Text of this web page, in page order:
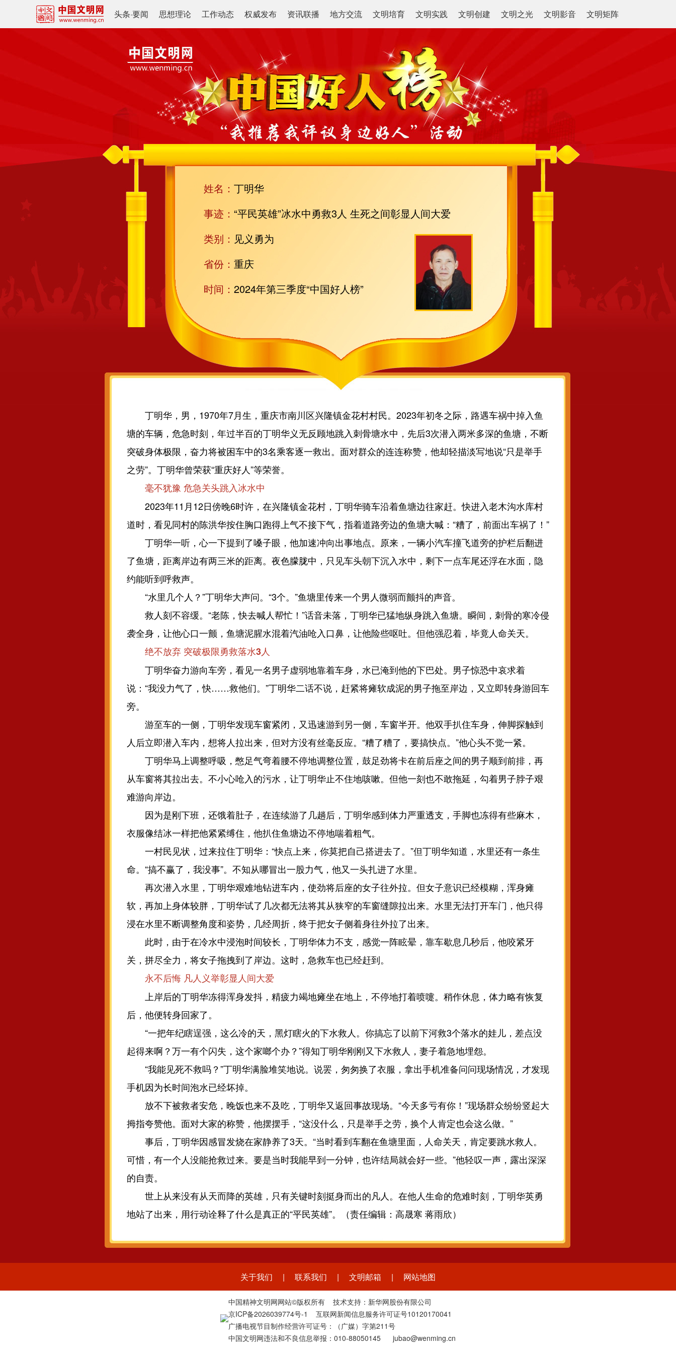
头条·要闻 思想理论 工作动态 权威发布 资讯联播 地方交流 文明培育 文明实践 文明创建 文明之光 文明影音 文明矩阵
姓名： 丁明华
事迹： “平民英雄”冰水中勇救3人 生死之间彰显人间大爱
类别： 见义勇为
省份： 重庆
时间： 2024年第三季度“中国好人榜”
丁明华，男，1970年7月生，重庆市南川区兴隆镇金花村村民。2023年初冬之际，路遇车祸中掉入鱼
塘的车辆，危急时刻，年过半百的丁明华义无反顾地跳入刺骨塘水中，先后3次潜入两米多深的鱼塘，不断
突破身体极限，奋力将被困车中的3名乘客逐一救出。面对群众的连连称赞，他却轻描淡写地说“只是举手
之劳”。丁明华曾荣获“重庆好人”等荣誉。
毫不犹豫 危急关头跳入冰水中
2023年11月12日傍晚6时许，在兴隆镇金花村，丁明华骑车沿着鱼塘边往家赶。快进入老木沟水库村
道时，看见同村的陈洪华按住胸口跑得上气不接下气，指着道路旁边的鱼塘大喊：“糟了，前面出车祸了！”
丁明华一听，心一下提到了嗓子眼，他加速冲向出事地点。原来，一辆小汽车撞飞道旁的护栏后翻进
了鱼塘，距离岸边有两三米的距离。夜色朦胧中，只见车头朝下沉入水中，剩下一点车尾还浮在水面，隐
约能听到呼救声。
“水里几个人？”丁明华大声问。“3个。”鱼塘里传来一个男人微弱而颤抖的声音。
救人刻不容缓。“老陈，快去喊人帮忙！”话音未落，丁明华已猛地纵身跳入鱼塘。瞬间，刺骨的寒冷侵
袭全身，让他心口一颤，鱼塘泥腥水混着汽油呛入口鼻，让他险些呕吐。但他强忍着，毕竟人命关天。
绝不放弃 突破极限勇救落水3人
丁明华奋力游向车旁，看见一名男子虚弱地靠着车身，水已淹到他的下巴处。男子惊恐中哀求着
说：“我没力气了，快……救他们。”丁明华二话不说，赶紧将瘫软成泥的男子拖至岸边，又立即转身游回车
旁。
游至车的一侧，丁明华发现车窗紧闭，又迅速游到另一侧，车窗半开。他双手扒住车身，伸脚探触到
人后立即潜入车内，想将人拉出来，但对方没有丝毫反应。“糟了糟了，要搞快点。”他心头不觉一紧。
丁明华马上调整呼吸，憋足气弯着腰不停地调整位置，鼓足劲将卡在前后座之间的男子顺到前排，再
从车窗将其拉出去。不小心呛入的污水，让丁明华止不住地咳嗽。但他一刻也不敢拖延，勾着男子脖子艰
难游向岸边。
因为是刚下班，还饿着肚子，在连续游了几趟后，丁明华感到体力严重透支，手脚也冻得有些麻木，
衣服像结冰一样把他紧紧缚住，他扒住鱼塘边不停地喘着粗气。
一村民见状，过来拉住丁明华：“快点上来，你莫把自己搭进去了。”但丁明华知道，水里还有一条生
命。“搞不赢了，我没事”。不知从哪冒出一股力气，他又一头扎进了水里。
再次潜入水里，丁明华艰难地钻进车内，使劲将后座的女子往外拉。但女子意识已经模糊，浑身瘫
软，再加上身体较胖，丁明华试了几次都无法将其从狭窄的车窗缝隙拉出来。水里无法打开车门，他只得
浸在水里不断调整角度和姿势，几经周折，终于把女子侧着身往外拉了出来。
此时，由于在冷水中浸泡时间较长，丁明华体力不支，感觉一阵眩晕，靠车歇息几秒后，他咬紧牙
关，拼尽全力，将女子拖拽到了岸边。这时，急救车也已经赶到。
永不后悔 凡人义举彰显人间大爱
上岸后的丁明华冻得浑身发抖，精疲力竭地瘫坐在地上，不停地打着喷嚏。稍作休息，体力略有恢复
后，他便转身回家了。
“一把年纪瞎逞强，这么冷的天，黑灯瞎火的下水救人。你搞忘了以前下河救3个落水的娃儿，差点没
起得来啊？万一有个闪失，这个家啷个办？”得知丁明华刚刚又下水救人，妻子着急地埋怨。
“我能见死不救吗？”丁明华满脸堆笑地说。说罢，匆匆换了衣服，拿出手机准备问问现场情况，才发现
手机因为长时间泡水已经坏掉。
放不下被救者安危，晚饭也来不及吃，丁明华又返回事故现场。“今天多亏有你！”现场群众纷纷竖起大
拇指夸赞他。面对大家的称赞，他摆摆手，“这没什么，只是举手之劳，换个人肯定也会这么做。”
事后，丁明华因感冒发烧在家静养了3天。“当时看到车翻在鱼塘里面，人命关天，肯定要跳水救人。
可惜，有一个人没能抢救过来。要是当时我能早到一分钟，也许结局就会好一些。”他轻叹一声，露出深深
的自责。
世上从来没有从天而降的英雄，只有关键时刻挺身而出的凡人。在他人生命的危难时刻，丁明华英勇
地站了出来，用行动诠释了什么是真正的“平民英雄”。（责任编辑：高晟寒 蒋雨欣）
关于我们 | 联系我们 | 文明邮箱 | 网站地图
中国精神文明网网站©版权所有 技术支持：新华网股份有限公司
京ICP备2026039774号-1
互联网新闻信息服务许可证号10120170041
广播电视节目制作经营许可证号：（广媒）字第211号
中国文明网违法和不良信息举报：010-88050145 jubao@wenming.cn